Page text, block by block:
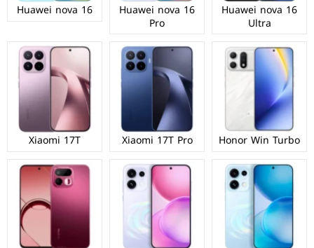
Huawei nova 16
Ultra
Huawei nova 16
Pro
Huawei nova 16
Honor Win Turbo
Xiaomi 17T Pro
Xiaomi 17T